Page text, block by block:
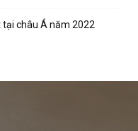
châu Á năm 2022